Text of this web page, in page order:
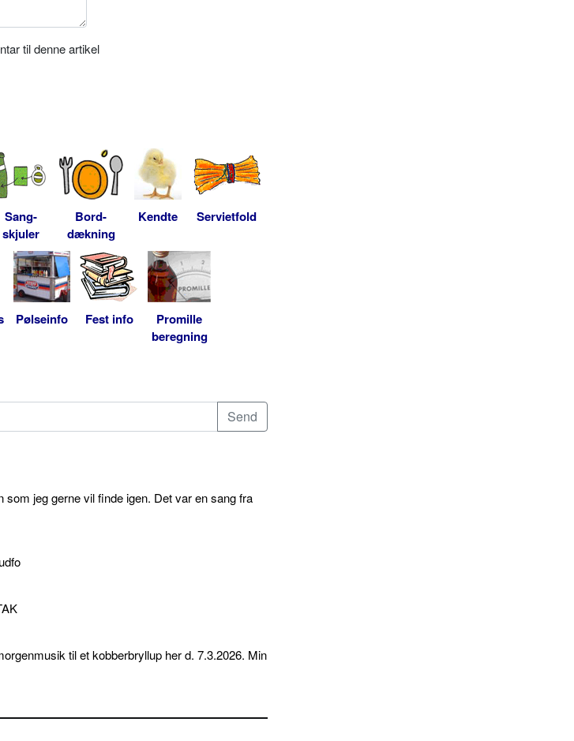
til denne artikel
Sang-
skjuler
Bord-
dækning
Kendte Servietfold
Pølseinfo Fest info
Promille
beregning
jeg gerne vil finde igen. Det var en sang fra
til et kobberbryllup her d. 7.3.2026. Min